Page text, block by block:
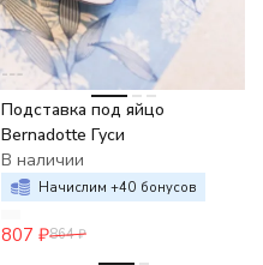
-7%
Подставка под яйцо
Bernadotte Гуси
В наличии
Начислим +40 бонусов
807 ₽864 ₽